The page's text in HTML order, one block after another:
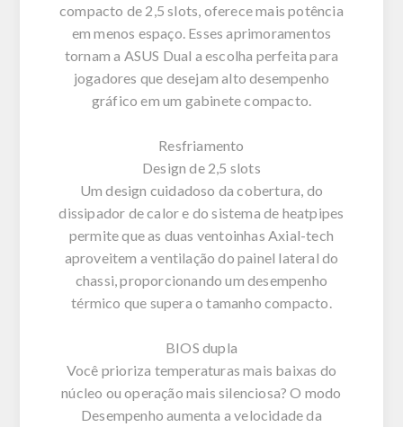
compacto de 2,5 slots, oferece mais potência
em menos espaço. Esses aprimoramentos
tornam a ASUS Dual a escolha perfeita para
jogadores que desejam alto desempenho
gráfico em um gabinete compacto.
Resfriamento
Design de 2,5 slots
Um design cuidadoso da cobertura, do
dissipador de calor e do sistema de heatpipes
permite que as duas ventoinhas Axial-tech
aproveitem a ventilação do painel lateral do
chassi, proporcionando um desempenho
térmico que supera o tamanho compacto.
BIOS dupla
Você prioriza temperaturas mais baixas do
núcleo ou operação mais silenciosa? O modo
Desempenho aumenta a velocidade da